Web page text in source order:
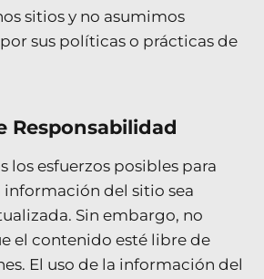
sitios y no asumimos
sus políticas o prácticas de
Responsabilidad
los esfuerzos posibles para
del sitio sea
Sin embargo, no
el contenido esté libre de
El uso de la información del